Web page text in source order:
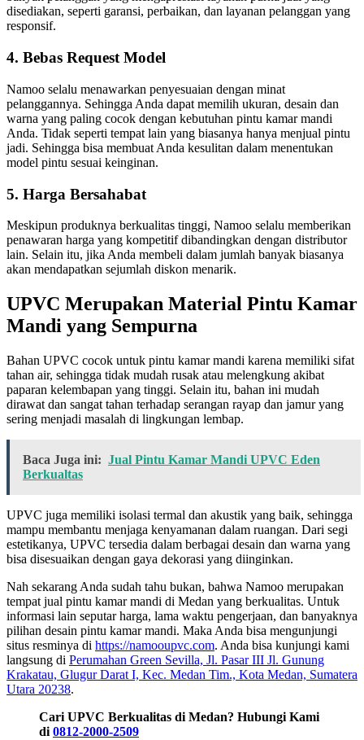
disediakan, seperti garansi, perbaikan, dan layanan pelanggan yang
responsif.
4. Bebas Request Model
Namoo selalu menawarkan penyesuaian dengan minat
pelanggannya. Sehingga Anda dapat memilih ukuran, desain dan
warna yang paling cocok dengan kebutuhan pintu kamar mandi
Anda. Tidak seperti tempat lain yang biasanya hanya menjual pintu
jadi. Sehingga bisa membuat Anda kesulitan dalam menentukan
model pintu sesuai keinginan.
5. Harga Bersahabat
Meskipun produknya berkualitas tinggi, Namoo selalu memberikan
penawaran harga yang kompetitif dibandingkan dengan distributor
lain. Selain itu, jika Anda membeli dalam jumlah banyak biasanya
akan mendapatkan sejumlah diskon menarik.
UPVC Merupakan Material Pintu Kamar
Mandi yang Sempurna
Bahan UPVC cocok untuk pintu kamar mandi karena memiliki sifat
tahan air, sehingga tidak mudah rusak atau melengkung akibat
paparan kelembapan yang tinggi. Selain itu, bahan ini mudah
dirawat dan sangat tahan terhadap serangan rayap dan jamur yang
sering menjadi masalah di lingkungan lembap.
Baca Juga ini: Jual Pintu Kamar Mandi UPVC Eden
Berkualtas
UPVC juga memiliki isolasi termal dan akustik yang baik, sehingga
mampu membantu menjaga kenyamanan dalam ruangan. Dari segi
estetikanya, UPVC tersedia dalam berbagai desain dan warna yang
bisa disesuaikan dengan gaya dekorasi yang diinginkan.
Nah sekarang Anda sudah tahu bukan, bahwa Namoo merupakan
tempat jual pintu kamar mandi di Medan yang berkualitas. Untuk
informasi lain seputar harga, lama waktu pengerjaan, dan banyaknya
pilihan desain pintu kamar mandi. Maka Anda bisa mengunjungi
situs resminya di https://namooupvc.com. Anda bisa kunjungi kami
langsung di Perumahan Green Sevilla, Jl. Pasar III Jl. Gunung
Krakatau, Glugur Darat I, Kec. Medan Tim., Kota Medan, Sumatera
Utara 20238.
Cari UPVC Berkualitas di Medan? Hubungi Kami
di 0812-2000-2509